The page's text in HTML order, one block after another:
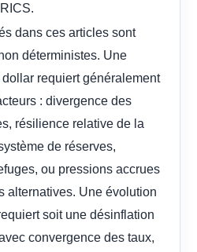
dans ces articles sont
déterministes. Une
requiert généralement
: divergence des
résilience relative de la
de réserves,
ou pressions accrues
alternatives. Une évolution
soit une désinflation
convergence des taux,